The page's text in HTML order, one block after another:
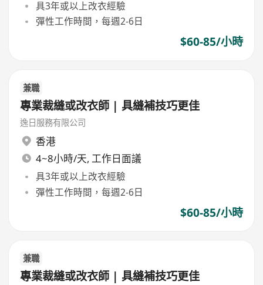
具3年或以上改衣經驗
彈性工作時間，每週2-6日
$60-85/小時
兼職
專業裁縫或改衣師 | 具縫補技巧更佳
逸日服務有限公司
香港
4~8小時/天, 工作日面議
具3年或以上改衣經驗
彈性工作時間，每週2-6日
$60-85/小時
兼職
專業裁縫或改衣師 | 具縫補技巧更佳